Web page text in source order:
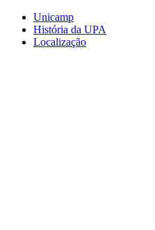
Conteúdo principal
Unicamp
História da UPA
Localização